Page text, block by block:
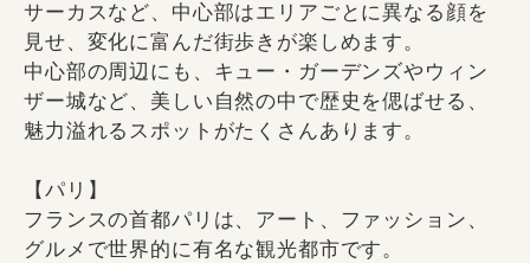
サーカスなど、中心部はエリアごとに異なる顔を
見せ、変化に富んだ街歩きが楽しめます。
中心部の周辺にも、キュー・ガーデンズやウィン
ザー城など、美しい自然の中で歴史を偲ばせる、
魅力溢れるスポットがたくさんあります。
【パリ】
フランスの首都パリは、アート、ファッション、
グルメで世界的に有名な観光都市です。